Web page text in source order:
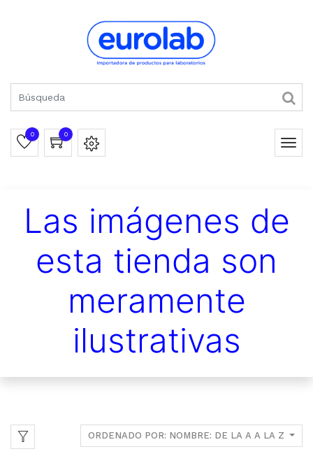
0 0
Las imágenes de
esta tienda son
meramente
ilustrativas
ORDENADO POR: NOMBRE: DE LA A A LA Z